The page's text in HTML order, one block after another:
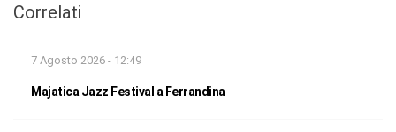
Correlati
7 Agosto 2026 - 12:49
Majatica Jazz Festival a Ferrandina